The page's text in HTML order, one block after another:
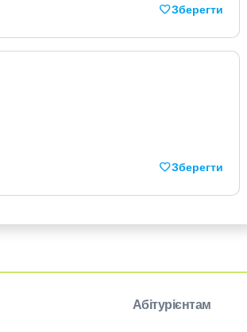
Зберегти
Зберегти
Абітурієнтам